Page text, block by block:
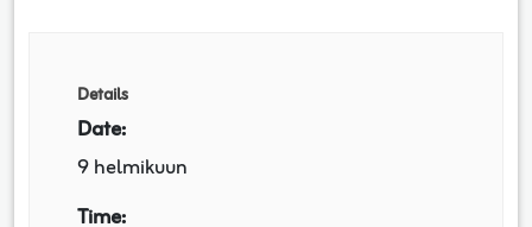
Details
Date:
9 helmikuun
Time: